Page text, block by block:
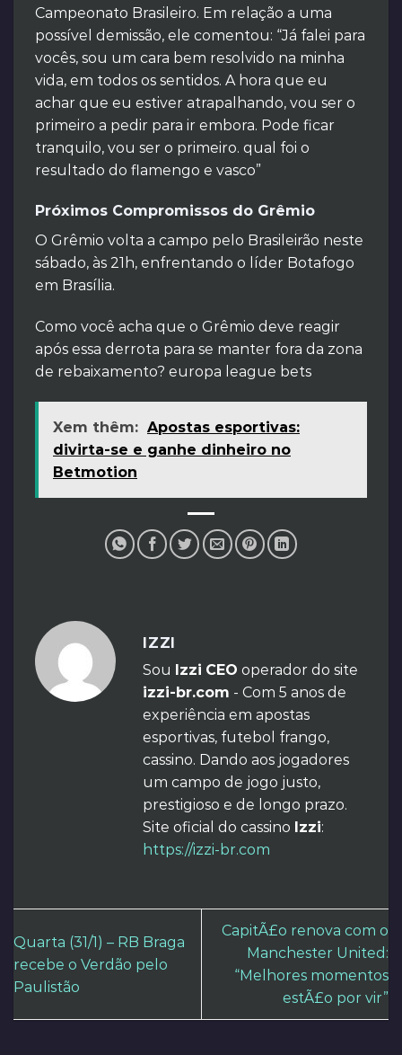
Campeonato Brasileiro. Em relação a uma
possível demissão, ele comentou: “Já falei para
vocês, sou um cara bem resolvido na minha
vida, em todos os sentidos. A hora que eu
achar que eu estiver atrapalhando, vou ser o
primeiro a pedir para ir embora. Pode ficar
tranquilo, vou ser o primeiro. qual foi o
resultado do flamengo e vasco”
Próximos Compromissos do Grêmio
O Grêmio volta a campo pelo Brasileirão neste
sábado, às 21h, enfrentando o líder Botafogo
em Brasília.
Como você acha que o Grêmio deve reagir
após essa derrota para se manter fora da zona
de rebaixamento? europa league bets
Xem thêm: Apostas esportivas:
divirta-se e ganhe dinheiro no
Betmotion
IZZI
Sou Izzi CEO operador do site
izzi-br.com - Com 5 anos de
experiência em apostas
esportivas, futebol frango,
cassino. Dando aos jogadores
um campo de jogo justo,
prestigioso e de longo prazo.
Site oficial do cassino Izzi:
https://izzi-br.com
Quarta (31/1) – RB Braga
recebe o Verdão pelo
Paulistão
CapitÃ£o renova com o
Manchester United:
“Melhores momentos
estÃ£o por vir”